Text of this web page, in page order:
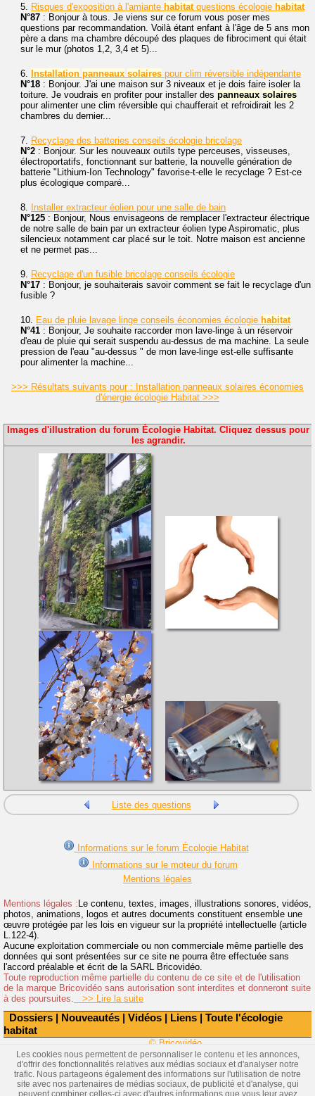
Dossiers | Nouveautés | Vidéos | Liens | Toute l'écologie
habitat
5. Risques d'exposition à l'amiante habitat questions écologie habitat
N°87 : Bonjour à tous. Je viens sur ce forum vous poser mes
questions par recommandation. Voilà étant enfant à l'âge de 5 ans mon
père a dans ma chambre découpé des plaques de fibrociment qui était
sur le mur (photos 1,2, 3,4 et 5)...
6. Installation panneaux solaires pour clim réversible indépendante
N°18 : Bonjour. J'ai une maison sur 3 niveaux et je dois faire isoler la
toiture. Je voudrais en profiter pour installer des panneaux solaires
pour alimenter une clim réversible qui chaufferait et refroidirait les 2
chambres du dernier...
7.
Recyclage des batteries conseils écologie bricolage
N°2 : Bonjour. Sur les nouveaux outils type perceuses, visseuses,
électroportatifs, fonctionnant sur batterie, la nouvelle génération de
batterie "Lithium-Ion Technology" favorise-t-elle le recyclage ? Est-ce
plus écologique comparé...
8.
Installer extracteur éolien pour une salle de bain
N°125 : Bonjour, Nous envisageons de remplacer l'extracteur électrique
de notre salle de bain par un extracteur éolien type Aspiromatic, plus
silencieux notamment car placé sur le toit. Notre maison est ancienne
et ne permet pas...
9.
Recyclage d'un fusible bricolage conseils écologie
N°17 : Bonjour, je souhaiterais savoir comment se fait le recyclage d'un
fusible ?
10. Eau de pluie lavage linge conseils économies écologie habitat
N°41 : Bonjour, Je souhaite raccorder mon lave-linge à un réservoir
d'eau de pluie qui serait suspendu au-dessus de ma machine. La seule
pression de l'eau "au-dessus " de mon lave-linge est-elle suffisante
pour alimenter la machine...
>>> Résultats suivants pour : Installation panneaux solaires économies
d'énergie écologie Habitat >>>
Images d'illustration du forum Écologie Habitat. Cliquez dessus pour
les agrandir.
Liste des questions
Informations sur le forum Écologie Habitat
Informations sur le moteur du forum
Mentions légales
Mentions légales : Le contenu, textes, images, illustrations sonores, vidéos,
photos, animations, logos et autres documents constituent ensemble une
œuvre protégée par les lois en vigueur sur la propriété intellectuelle (article
L.122-4).
Aucune exploitation commerciale ou non commerciale même partielle des
données qui sont présentées sur ce site ne pourra être effectuée sans
l'accord préalable et écrit de la SARL Bricovidéo.
Toute reproduction même partielle du contenu de ce site et de l'utilisation
de la marque Bricovidéo sans autorisation sont interdites et donneront suite
à des poursuites. >> Lire la suite
© Bricovidéo
Les cookies nous permettent de personnaliser le contenu et les annonces,
d'offrir des fonctionnalités relatives aux médias sociaux et d'analyser notre
trafic. Nous partageons également des informations sur l'utilisation de notre
site avec nos partenaires de médias sociaux, de publicité et d'analyse, qui
peuvent combiner celles-ci avec d'autres informations que vous leur avez